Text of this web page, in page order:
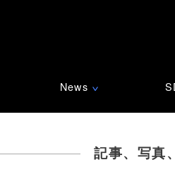
News ∨
記事、写真